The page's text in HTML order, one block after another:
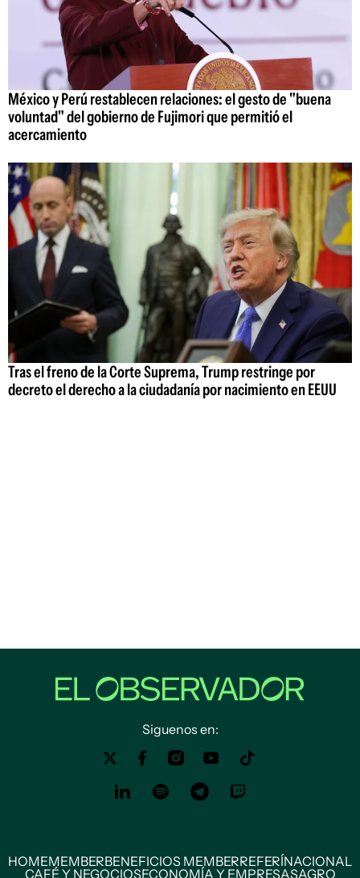
México y Perú restablecen relaciones: el gesto de "buena
voluntad" del gobierno de Fujimori que permitió el
acercamiento
Tras el freno de la Corte Suprema, Trump restringe por
decreto el derecho a la ciudadanía por nacimiento en EEUU
Siguenos en:
HOMEMEMBERBENEFICIOS MEMBERREFERÍNACIONAL
CAFÉ Y NEGOCIOSECONOMÍA Y EMPRESASAGRO